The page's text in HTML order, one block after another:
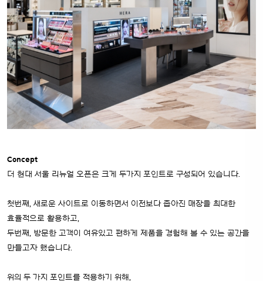
Concept
더 현대 서울 리뉴얼 오픈은 크게 두가지 포인트로 구성되어 있습니다.
첫번째, 새로운 사이트로 이동하면서 이전보다 좁아진 매장을 최대한
효율적으로 활용하고,
두번째, 방문한 고객이 여유있고 편하게 제품을 경험해 볼 수 있는 공간을
만들고자 했습니다.
위의 두 가지 포인트를 적용하기 위해,